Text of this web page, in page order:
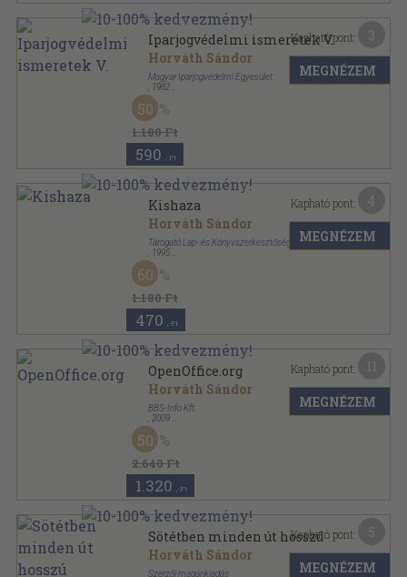
Iparjogvédelmi ismeretek V.
Horváth Sándor
Magyar Iparjogvédelmi Egyesület
1982
Varrott papírkötés
Iparjogvédelmi ismeretek sorozat
1.180 Ft
50
590 ,-Ft
Kapható pont:
MEGNÉZEM
Kishaza
Horváth Sándor
Tárogató Lap- és Könyvszerkesztőség
1995
Ragasztott papírkötés
Kárpátaljai magyar költészet sorozat
1.180 Ft
60
470 ,-Ft
Kapható pont:
MEGNÉZEM
OpenOffice.org
Horváth Sándor
BBS-Info Kft.
2009
Ragasztott papírkötés
2.640 Ft
50
1.320 ,-Ft
Kapható pont:
MEGNÉZEM
Sötétben minden út hosszú
Horváth Sándor
Szerzői magánkiadás
Kapható pont:
MEGNÉZEM